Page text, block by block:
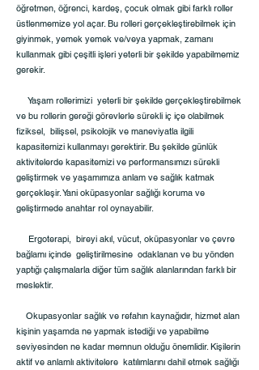
öğretmen, öğrenci, kardeş, çocuk olmak gibi farklı roller
üstlenmemize yol açar. Bu rolleri gerçekleştirebilmek için
giyinmek, yemek yemek ve/veya yapmak, zamanı
kullanmak gibi çeşitli işleri yeterli bir şekilde yapabilmemiz
gerekir.
Yaşam rollerimizi yeterli bir şekilde gerçekleştirebilmek
ve bu rollerin gereği görevlerle sürekli iç içe olabilmek
fiziksel, bilişsel, psikolojik ve maneviyatla ilgili
kapasitemizi kullanmayı gerektirir. Bu şekilde günlük
aktivitelerde kapasitemizi ve performansımızı sürekli
geliştirmek ve yaşamımıza anlam ve sağlık katmak
gerçekleşir. Yani oküpasyonlar sağlığı koruma ve
geliştirmede anahtar rol oynayabilir.
Ergoterapi, bireyi akıl, vücut, oküpasyonlar ve çevre
bağlamı içinde geliştirilmesine odaklanan ve bu yönden
yaptığı çalışmalarla diğer tüm sağlık alanlarından farklı bir
meslektir.
Okupasyonlar sağlık ve refahın kaynağıdır, hizmet alan
kişinin yaşamda ne yapmak istediği ve yapabilme
seviyesinden ne kadar memnun olduğu önemlidir. Kişilerin
aktif ve anlamlı aktivitelere katılımlarını dahil etmek sağlığı